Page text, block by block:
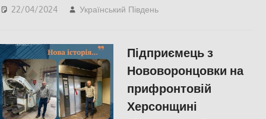
22/04/2024 Український Південь
Підприємець з
Нововоронцовки на
прифронтовій
Херсонщині